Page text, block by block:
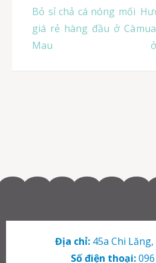
Điều
hướng
bài
Bỏ sỉ chả cá nóng mối
giá rẻ hàng đầu ở Cà
Mau
Địa chỉ: 45a Chi
Số điện thoại: